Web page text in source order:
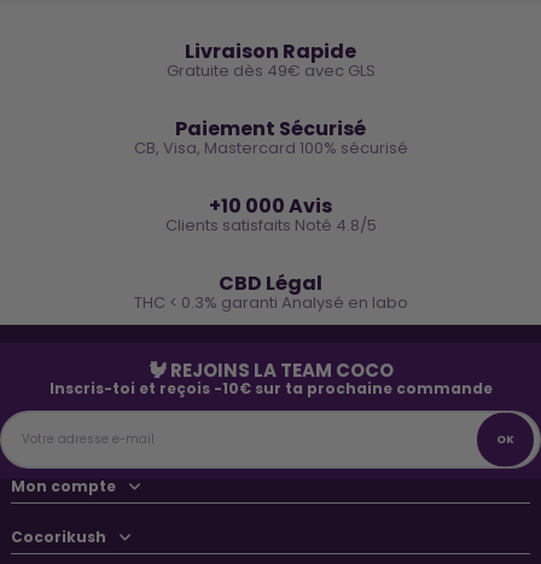
Livraison Rapide
Gratuite dès 49€ avec GLS
Paiement Sécurisé
CB, Visa, Mastercard 100% sécurisé
+10 000 Avis
Clients satisfaits Noté 4.8/5
CBD Légal
THC < 0.3% garanti Analysé en labo
🐓 REJOINS LA TEAM COCO
Inscris-toi et reçois -10€ sur ta prochaine commande
Mon compte
Cocorikush